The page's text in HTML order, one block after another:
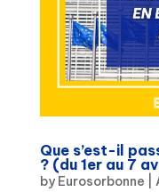
Que s’est-il
? (du 1er au 7
by Eurosorbonne